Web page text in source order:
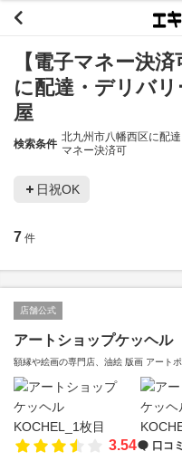
【電子マネー決
に配達・デリバ
屋
検索条件
北九州市八幡西区に配
マネー決済可
日祝OK
7 件
店舗公式
アートショップケッヘ
額縁や絵画の専門店、油絵 版画 アート
3.54 口コミ